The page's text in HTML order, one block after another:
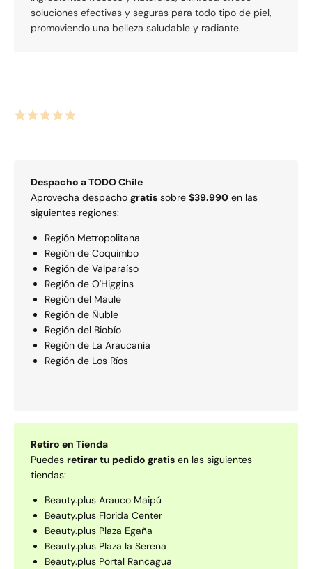
soluciones efectivas y seguras para todo tipo de piel,
promoviendo una belleza saludable y radiante.
Despacho aTODOChile
Aprovecha despacho gratis sobre $39.990 en las
siguientes regiones:
Región Metropolitana
Región de Coquimbo
Región de Valparaí­so
Región de O'Higgins
Región del Maule
Región de Ñuble
Región del Biobío
Región de La Araucaní­a
Región de Los Rí­os
Retiro en Tienda
Puedes retirar tu pedido gratis en las siguientes
tiendas:
Beauty.plus Arauco Maipú
Beauty.plus Florida Center
Beauty.plus Plaza Egaña
Beauty.plus Plaza la Serena
Beauty.plus Portal Rancagua